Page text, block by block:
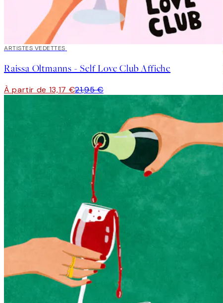
40%*
ARTISTES VEDETTES
Raissa Oltmanns - Self Love Club Affiche
À partir de 13,17 €21,95 €